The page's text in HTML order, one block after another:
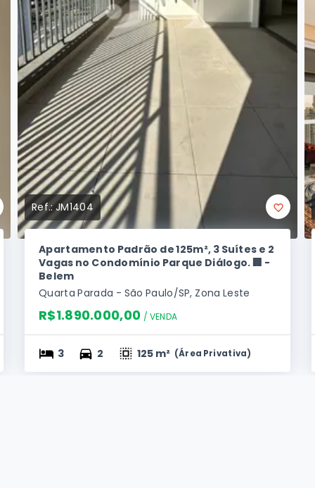
Ref.:JM1404
Apartamento Padrão de 125m², 3 Suítes e 2
Vagas no Condomínio Parque Diálogo. 🏢 -
Belem
Quarta Parada - São Paulo/SP, Zona Leste
R$1.890.000,00 / VENDA
3 2 125 m² (Área Privativa)